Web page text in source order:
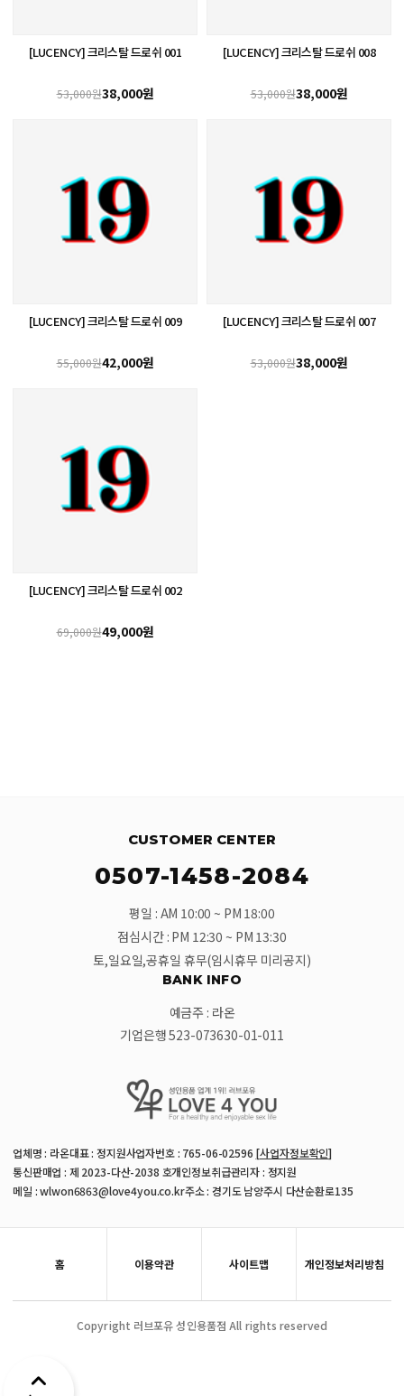
[LUCENCY] 크리스탈 드로쉬 001
53,000원38,000원
[LUCENCY] 크리스탈 드로쉬 008
53,000원38,000원
[LUCENCY] 크리스탈 드로쉬 009
55,000원42,000원
[LUCENCY] 크리스탈 드로쉬 007
53,000원38,000원
[LUCENCY] 크리스탈 드로쉬 002
69,000원49,000원
CUSTOMER CENTER
0507-1458-2084
평일 : AM 10:00 ~ PM 18:00
점심시간 : PM 12:30 ~ PM 13:30
토,일요일,공휴일 휴무(임시휴무 미리공지)
BANK INFO
예금주 : 라온
기업은행 523-073630-01-011
업체명 : 라온대표 : 정지원사업자번호 : 765-06-02596 [사업자정보확인]
통신판매업 : 제 2023-다산-2038 호개인정보취급관리자 : 정지원
메일 : wlwon6863@love4you.co.kr주소 : 경기도 남양주시 다산순환로135
홈 이용약관 사이트맵 개인정보처리방침
Copyright 러브포유 성인용품점 All rights reserved